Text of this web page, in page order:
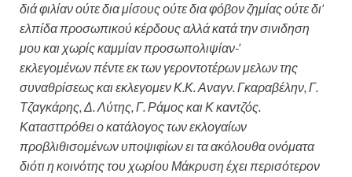
διά φιλίαν ούτε δια μίσους ούτε δια φόβον ζημίας ούτε δι’
ελπίδα προσωπικού κέρδους αλλά κατά την σινιδηση
μου και χωρίς καμμίαν προσωπολιψίαν-’
εκλεγομένων πέντε εκ των γεροντοτέρων μελων της
συναθρίσεως και εκλεγομεν Κ.Κ. Αναγν. Γκαραβέλην, Γ.
Τζαγκάρης, Δ. Λύτης, Γ. Ράμος και Κ καντζός.
Κατασττρόθει ο κατάλογος των εκλογαίων
προβλιθισομένων υποψιφίων ει τα ακόλουθα ονόματα
διότι η κοινότης του χωρίου Μάκρυση έχει περισότερον